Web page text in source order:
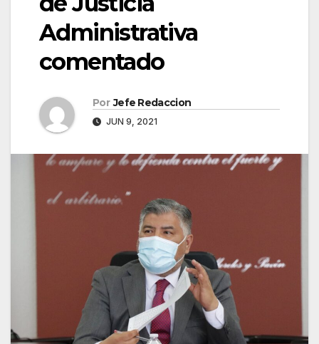
Administrativa
comentado
Por Jefe Redaccion
JUN 9, 2021